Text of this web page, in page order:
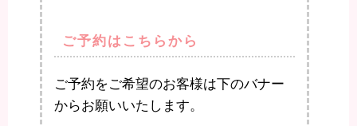
ご予約はこちらから
ご予約をご希望のお客様は下のバナー
からお願いいたします。